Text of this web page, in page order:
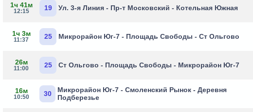
1ч 41м
12:15 19 Ул. 3-я Линия - Пр-т Московский - Котельная Южная
1ч 3м
11:37 25 Микрорайон Юг-7 - Площадь Свободы - Ст Ольгово
26м
11:00 25 Ст Ольгово - Площадь Свободы - Микрорайон Юг-7
16м
10:50 30
Микрорайон Юг-7 - Смоленский Рынок - Деревня
Подберезье